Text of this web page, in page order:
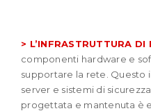
> L’INFRASTRUTTURA DI
componenti hardware e
supportare la rete. Questo
server e sistemi di
progettata e mantenuta è